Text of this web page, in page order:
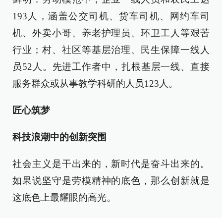
193人，涵盖公交司机、货车司机、网约车司
机、外卖小哥、养老护理员、环卫工人等艰苦
行业；村、社区等基层治理、民生保障一线人
员52人。先进工作者中，扎根基层一线、直接
服务群众或从事教学科研的人员123人。
匠心筑梦
科技浪潮中的创新突围
社会主义是干出来的，新时代是奋斗出来的。
如果说坚守是劳模精神的底色，那么创新就是
这底色上最耀眼的高光。